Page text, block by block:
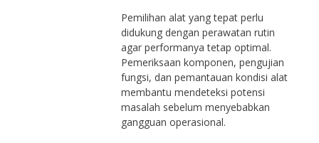
Pemilihan alat yang tepat perlu
didukung dengan perawatan rutin
agar performanya tetap optimal.
Pemeriksaan komponen, pengujian
fungsi, dan pemantauan kondisi alat
membantu mendeteksi potensi
masalah sebelum menyebabkan
gangguan operasional.